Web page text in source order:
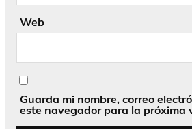
Web
Guarda mi nombre, correo
este navegador para la próxima